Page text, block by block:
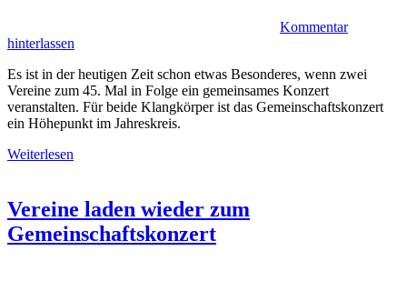
Kommentar
hinterlassen
Es ist in der heutigen Zeit schon etwas Besonderes, wenn zwei
Vereine zum 45. Mal in Folge ein gemeinsames Konzert
veranstalten. Für beide Klangkörper ist das Gemeinschaftskonzert
ein Höhepunkt im Jahreskreis.
Weiterlesen
Vereine laden wieder zum
Gemeinschaftskonzert